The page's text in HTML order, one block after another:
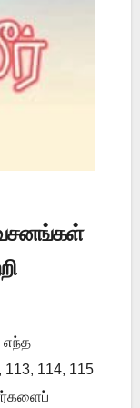
வசனங்கள்
எந்த
113, 114, 115